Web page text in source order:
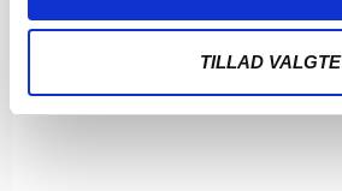
TILLAD VALGTE